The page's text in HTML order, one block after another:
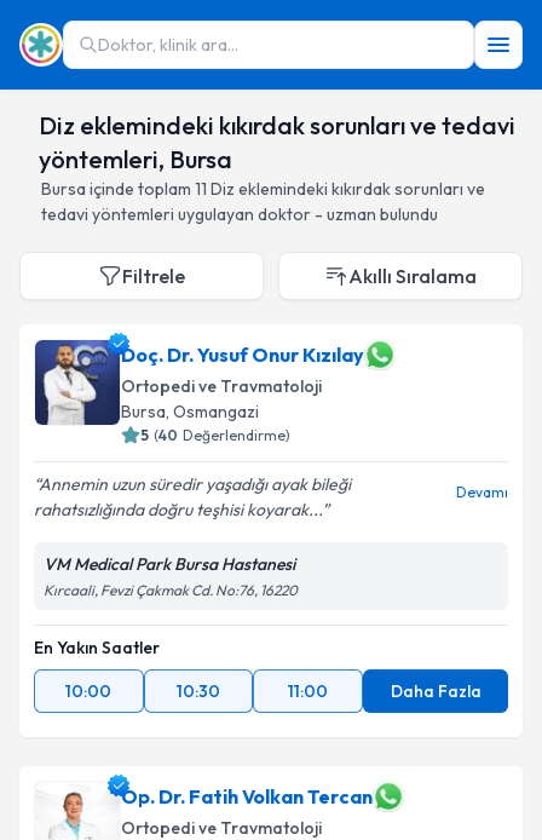
Doktor, klinik ara...
Diz eklemindeki kıkırdak sorunları ve tedavi
yöntemleri, Bursa
Bursa içinde toplam 11 Diz eklemindeki kıkırdak sorunları ve
tedavi yöntemleri uygulayan doktor - uzman bulundu
Filtrele Akıllı Sıralama
Doç. Dr. Yusuf Onur Kızılay
Ortopedi ve Travmatoloji
Bursa, Osmangazi
5 (40 Değerlendirme)
Annemin uzun süredir yaşadığı ayak bileği
rahatsızlığında doğru teşhisi koyarak...
Devamı
VM Medical Park Bursa Hastanesi
Kırcaali, Fevzi Çakmak Cd. No:76, 16220
En Yakın Saatler
10:00
10:30 11:00 Daha Fazla
Op. Dr. Fatih Volkan Tercan
Ortopedi ve Travmatoloji